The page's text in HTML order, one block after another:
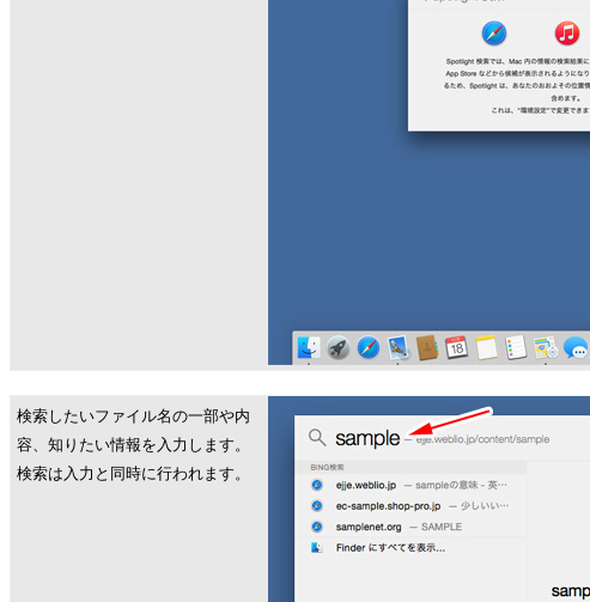
検索したいファイル名の一部や内
容、知りたい情報を入力します。
検索は入力と同時に行われます。